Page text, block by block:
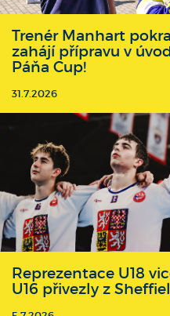
Trenér Manhart
zahájí přípravu v
Páňa Cup!
31.7.2026
Reprezentace U18
U16 přivezly z